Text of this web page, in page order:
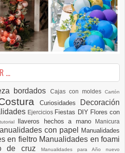
...
bordados Cajas con moldesCartón
Curiosidades Decoración
Ejercicios Fiestas DIY Flores con
llaveros hechos a mano Manicura
con papel
Manualidades
en fieltro Manualidades en foami
de cruz
Manualidades para Año nuevo